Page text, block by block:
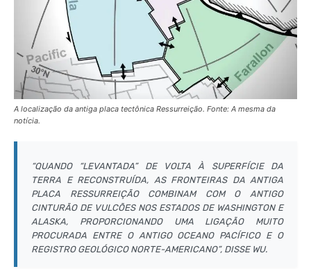
A localização da antiga placa tectônica Ressurreição. Fonte: A mesma da
notícia.
“QUANDO “LEVANTADA” DE VOLTA À SUPERFÍCIE DA
TERRA E RECONSTRUÍDA, AS FRONTEIRAS DA ANTIGA
PLACA RESSURREIÇÃO COMBINAM COM O ANTIGO
CINTURÃO DE VULCÕES NOS ESTADOS DE WASHINGTON E
ALASKA, PROPORCIONANDO UMA LIGAÇÃO MUITO
PROCURADA ENTRE O ANTIGO OCEANO PACÍFICO E O
REGISTRO GEOLÓGICO NORTE-AMERICANO”, DISSE WU.